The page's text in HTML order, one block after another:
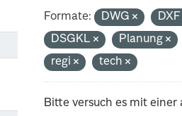
Formate: DWG
DSGKL
Planung
regi
tech
Bitte versuch es mit einer